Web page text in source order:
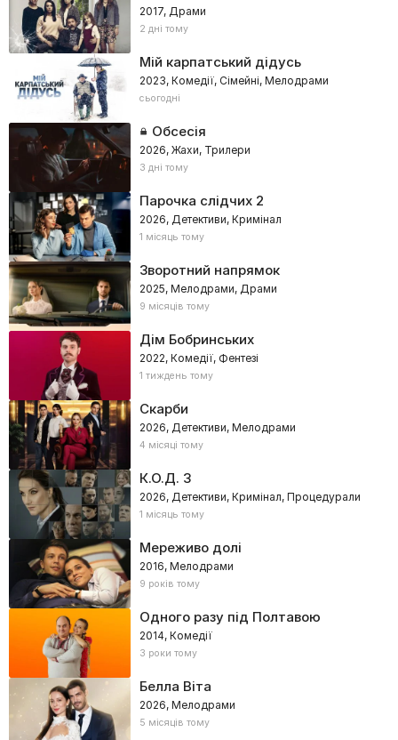
2017, Драми
2 дні тому
Мій карпатський дідусь
2023, Комедії, Сімейні, Мелодрами
сьогодні
Обсесія
2026, Жахи, Трилери
3 дні тому
Парочка слідчих 2
2026, Детективи, Кримінал
1 місяць тому
Зворотний напрямок
2025, Мелодрами, Драми
9 місяців тому
Дім Бобринських
2022, Комедії, Фентезі
1 тиждень тому
Скарби
2026, Детективи, Мелодрами
4 місяці тому
К.О.Д. 3
2026, Детективи, Кримінал, Процедурали
1 місяць тому
Мереживо долі
2016, Мелодрами
9 років тому
Одного разу під Полтавою
2014, Комедії
3 роки тому
Белла Віта
2026, Мелодрами
5 місяців тому